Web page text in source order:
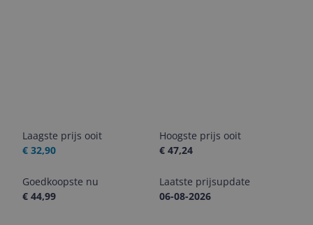
Laagste prijs ooit
€ 32,90
Hoogste prijs ooit
€ 47,24
Goedkoopste nu
€ 44,99
Laatste prijsupdate
06-08-2026